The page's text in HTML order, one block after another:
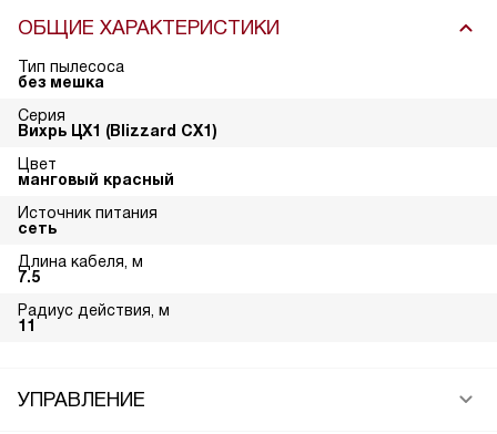
ОБЩИЕ ХАРАКТЕРИСТИКИ
Тип пылесоса
без мешка
Серия
Вихрь ЦХ1 (Blizzard CX1)
Цвет
манговый красный
Источник питания
сеть
Длина кабеля, м
7.5
Радиус действия, м
11
УПРАВЛЕНИЕ